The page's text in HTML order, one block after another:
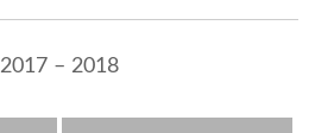
2017 – 2018